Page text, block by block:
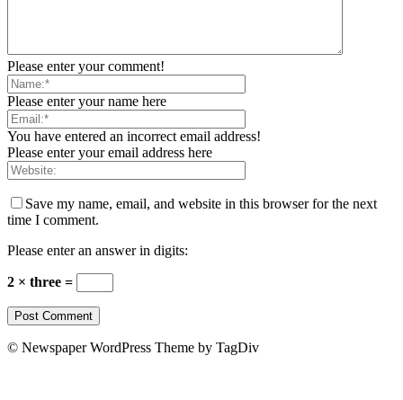
Please enter your comment!
Please enter your name here
You have entered an incorrect email address!
Please enter your email address here
Save my name, email, and website in this browser for the next
time I comment.
Please enter an answer in digits:
2 × three =
© Newspaper WordPress Theme by TagDiv